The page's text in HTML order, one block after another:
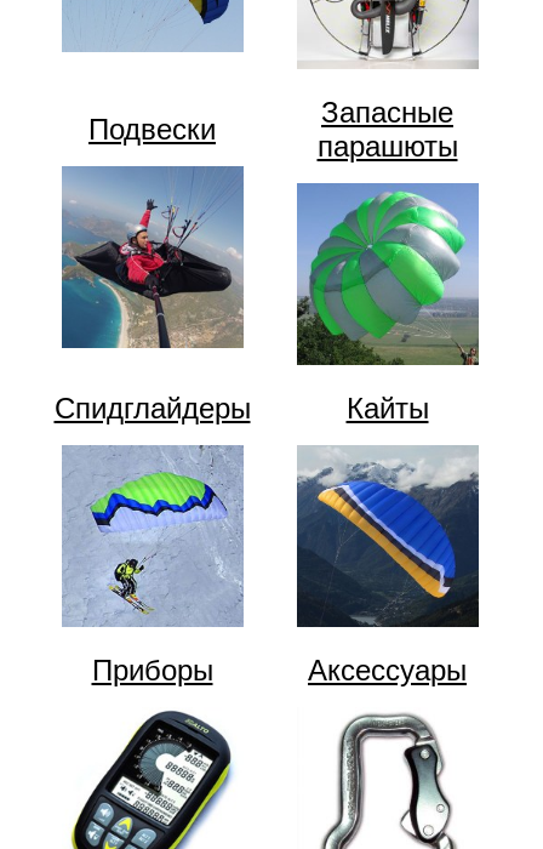
Подвески
Запасные
парашюты
Спидглайдеры Кайты
Приборы Аксессуары